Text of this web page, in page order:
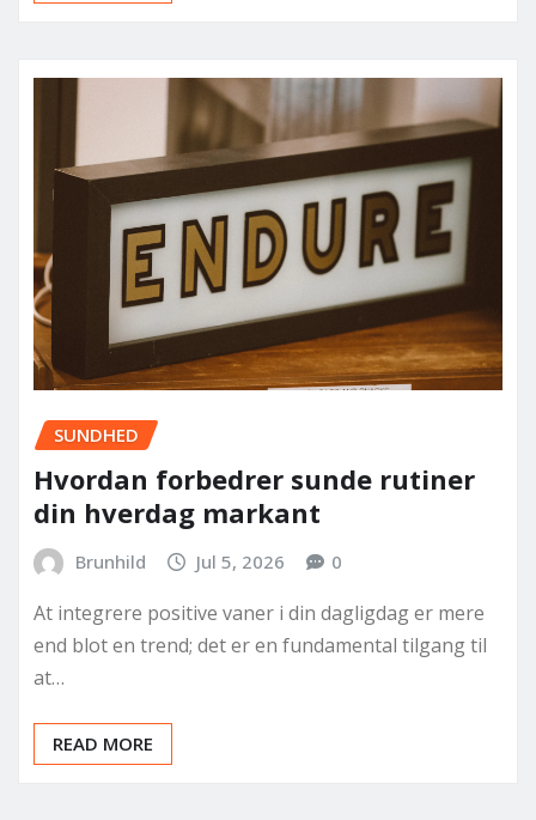
SUNDHED
Hvordan forbedrer sunde rutiner
din hverdag markant
Brunhild Jul 5, 2026 0
At integrere positive vaner i din dagligdag er mere
end blot en trend; det er en fundamental tilgang til
at…
READ MORE